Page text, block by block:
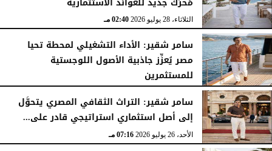
الثلاثاء، 28 يوليو 2026 02:40 مـ
سامر شقير: الأداء التشغيلي لمحطة تحيا
مصر يُعزِّز جاذبية الأصول اللوجستية
للمستثمرين
الأحد، 26 يوليو 2026 07:27 مـ
سامر شقير: التراث الثقافي المصري يتحوَّل
إلى أصل استثماري استراتيجي قادر على...
الأحد، 26 يوليو 2026 07:16 مـ